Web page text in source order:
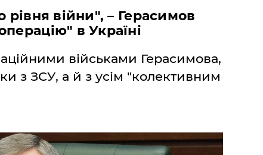
війни", – Герасимов
в Україні
військами Герасимова,
з ЗСУ, а й з усім "колективним